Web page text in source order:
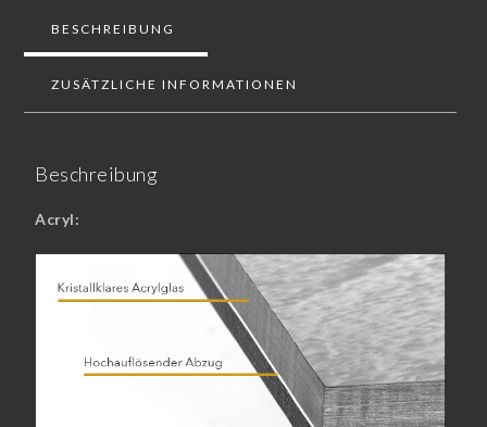
BESCHREIBUNG
ZUSÄTZLICHE INFORMATIONEN
Beschreibung
Acryl: